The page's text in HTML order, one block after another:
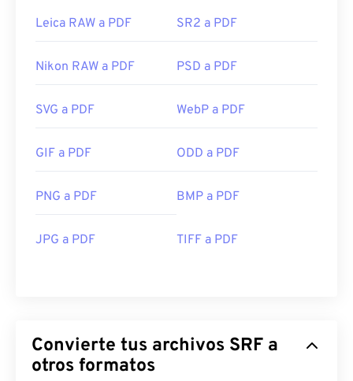
Leica RAW a PDF SR2 a PDF
Nikon RAW a PDF PSD a PDF
SVG a PDF WebP a PDF
GIF a PDF ODD a PDF
PNG a PDF BMP a PDF
JPG a PDF TIFF a PDF
Convierte tus archivos SRF a
otros formatos